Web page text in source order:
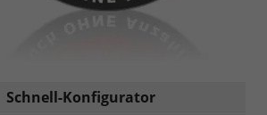
Schnell-Konfigurator